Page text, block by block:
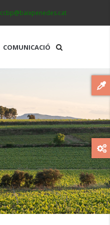
ccbp@baixpenedes.cat
COMUNICACIÓ